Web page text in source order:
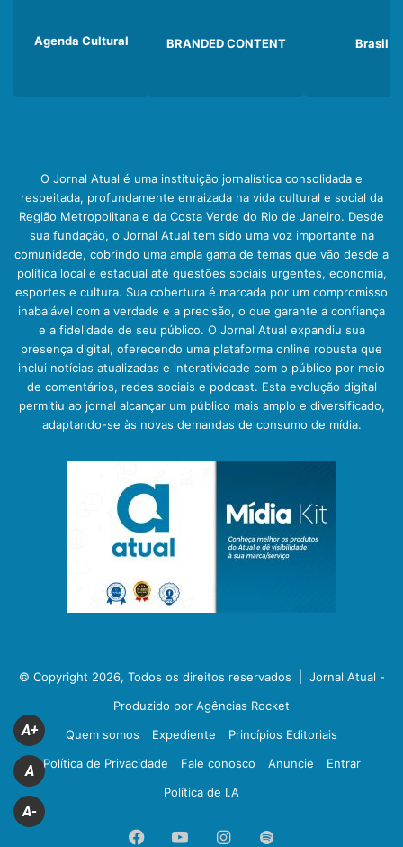
Agenda Cultural BRANDED CONTENT Brasil
O Jornal Atual é uma instituição jornalística consolidada e
respeitada, profundamente enraizada na vida cultural e social da
Região Metropolitana e da Costa Verde do Rio de Janeiro. Desde
sua fundação, o Jornal Atual tem sido uma voz importante na
comunidade, cobrindo uma ampla gama de temas que vão desde a
política local e estadual até questões sociais urgentes, economia,
esportes e cultura. Sua cobertura é marcada por um compromisso
inabalável com a verdade e a precisão, o que garante a confiança
e a fidelidade de seu público. O Jornal Atual expandiu sua
presença digital, oferecendo uma plataforma online robusta que
inclui notícias atualizadas e interatividade com o público por meio
de comentários, redes sociais e podcast. Esta evolução digital
permitiu ao jornal alcançar um público mais amplo e diversificado,
adaptando-se às novas demandas de consumo de mídia.
© Copyright 2026, Todos os direitos reservados | Jornal Atual -
Produzido por Agências Rocket
Quem somos
Expediente
Princípios Editoriais
Política de Privacidade
Fale conosco Anuncie
Entrar
Política de I.A
FacebookYouTubeInstagram
Spotify
A+
A
A-